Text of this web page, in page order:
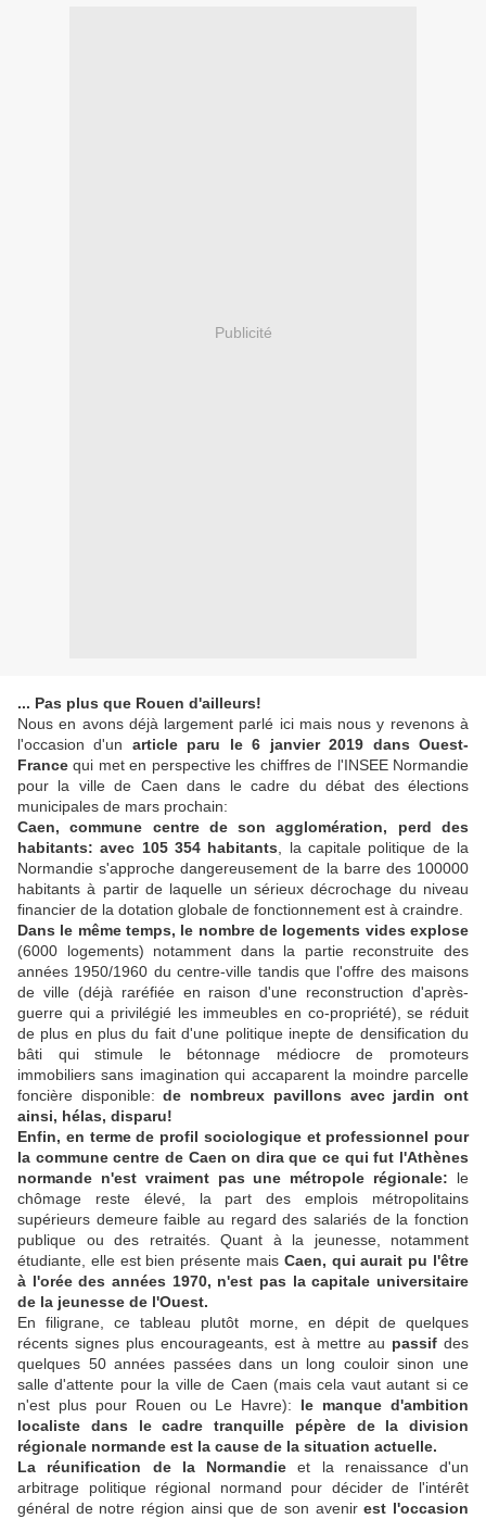
Publicité
... Pas plus que Rouen d'ailleurs!
Nous en avons déjà largement parlé ici mais nous y revenons à
l'occasion d'un article paru le 6 janvier 2019 dans Ouest-
France qui met en perspective les chiffres de l'INSEE Normandie
pour la ville de Caen dans le cadre du débat des élections
municipales de mars prochain:
Caen, commune centre de son agglomération, perd des
habitants: avec 105 354 habitants , la capitale politique de la
Normandie s'approche dangereusement de la barre des 100000
habitants à partir de laquelle un sérieux décrochage du niveau
financier de la dotation globale de fonctionnement est à craindre.
Dans le même temps, le nombre de logements vides explose
(6000 logements) notamment dans la partie reconstruite des
années 1950/1960 du centre-ville tandis que l'offre des maisons
de ville (déjà raréfiée en raison d'une reconstruction d'après-
guerre qui a privilégié les immeubles en co-propriété), se réduit
de plus en plus du fait d'une politique inepte de densification du
bâti qui stimule le bétonnage médiocre de promoteurs
immobiliers sans imagination qui accaparent la moindre parcelle
foncière disponible:de nombreux pavillons avec jardin ont
ainsi, hélas, disparu!
Enfin, en terme de profil sociologique et professionnel pour
la commune centre de Caen on dira que ce qui fut l'Athènes
normande n'est vraiment pas une métropole régionale: le
chômage reste élevé, la part des emplois métropolitains
supérieurs demeure faible au regard des salariés de la fonction
publique ou des retraités. Quant à la jeunesse, notamment
étudiante, elle est bien présente mais Caen, qui aurait pu l'être
à l'orée des années 1970, n'est pas la capitale universitaire
de la jeunesse de l'Ouest.
En filigrane, ce tableau plutôt morne, en dépit de quelques
récents signes plus encourageants, est à mettre au passif des
quelques 50 années passées dans un long couloir sinon une
salle d'attente pour la ville de Caen (mais cela vaut autant si ce
n'est plus pour Rouen ou Le Havre): le manque d'ambition
localiste dans le cadre tranquille pépère de la division
régionale normande est la cause de la situation actuelle.
La réunification de la Normandie et la renaissance d'un
arbitrage politique régional normand pour décider de l'intérêt
général de notre région ainsi que de son avenirest l'occasion